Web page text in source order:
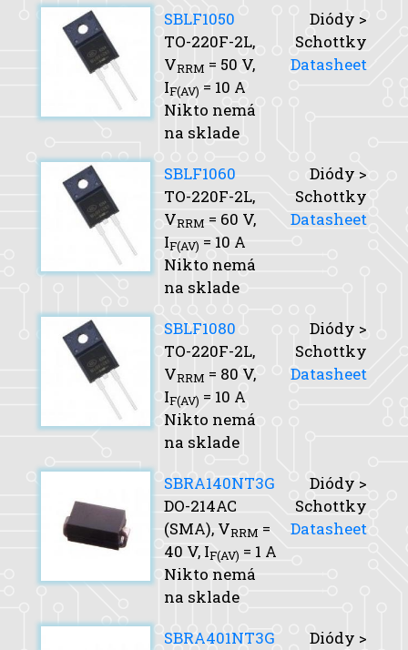
SBLF1050
TO-220F-2L,
VRRM = 50 V,
IF(AV) = 10 A
Nikto nemá
na sklade
Diódy >
Schottky
Datasheet
SBLF1060
TO-220F-2L,
VRRM = 60 V,
IF(AV) = 10 A
Nikto nemá
na sklade
Diódy >
Schottky
Datasheet
SBLF1080
TO-220F-2L,
VRRM = 80 V,
IF(AV) = 10 A
Nikto nemá
na sklade
Diódy >
Schottky
Datasheet
SBRA140NT3G
DO-214AC
(SMA), VRRM =
40 V, IF(AV) = 1 A
Nikto nemá
na sklade
Diódy >
Schottky
Datasheet
SBRA401NT3G Diódy >